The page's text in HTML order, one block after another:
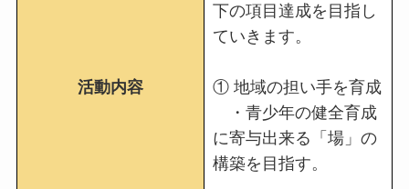
活動内容
下の項目達成を目指し
ていきます。
① 地域の担い手を育成
・青少年の健全育成
に寄与出来る「場」の
構築を目指す。